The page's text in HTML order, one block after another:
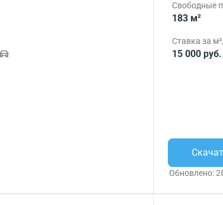
Свободные
183 м²
Ставка за
15 000 руб.
Обновлено: